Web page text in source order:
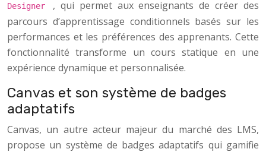
Designer , qui permet aux enseignants de créer des
parcours d’apprentissage conditionnels basés sur les
performances et les préférences des apprenants. Cette
fonctionnalité transforme un cours statique en une
expérience dynamique et personnalisée.
Canvas et son système de badges
adaptatifs
Canvas, un autre acteur majeur du marché des LMS,
propose un système de badges adaptatifs qui gamifie